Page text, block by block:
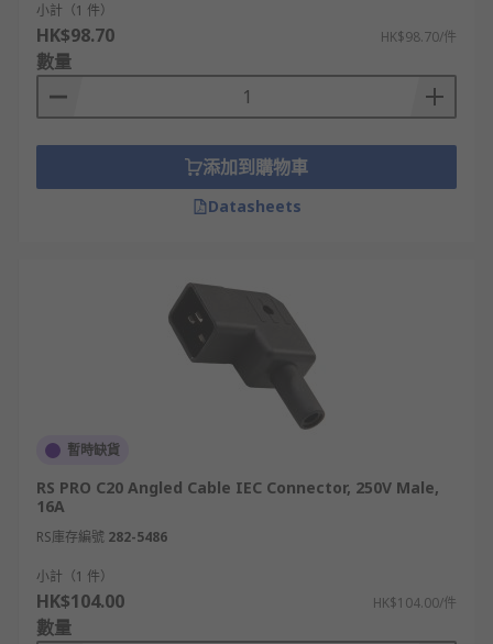
小計（1 件）
HK$98.70 HK$98.70/件
數量
添加到購物車
Datasheets
暫時缺貨
RS PRO C20 Angled Cable IEC Connector, 250V Male,
16A
RS庫存編號 282-5486
小計（1 件）
HK$104.00 HK$104.00/件
數量